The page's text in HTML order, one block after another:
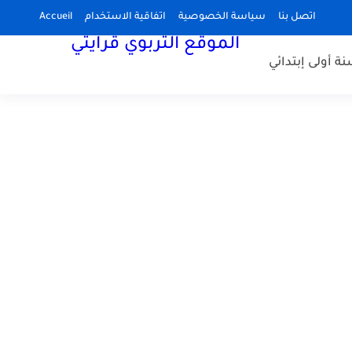
Accueil اتفاقية الاستخدام سياسة الخصوصية اتصل بنا
الموقع التربوي قرايتي
أولى إبتدائي